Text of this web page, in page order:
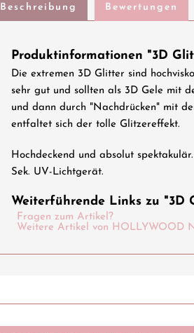
Beschreibung Bewertungen
Produktinformationen "3D
Die extremen 3D Glitter sind
sehr gut und sollten als 3D Gele mit
und dann durch "Nachdrücken" mit
entfaltet sich der tolle Glitzereffekt.
Hochdeckend und absolut
Sek. UV-Lichtgerät.
Weiterführende Links zu "3D
Fragen zum Artikel?
Weitere Artikel von HOLLYWOOD